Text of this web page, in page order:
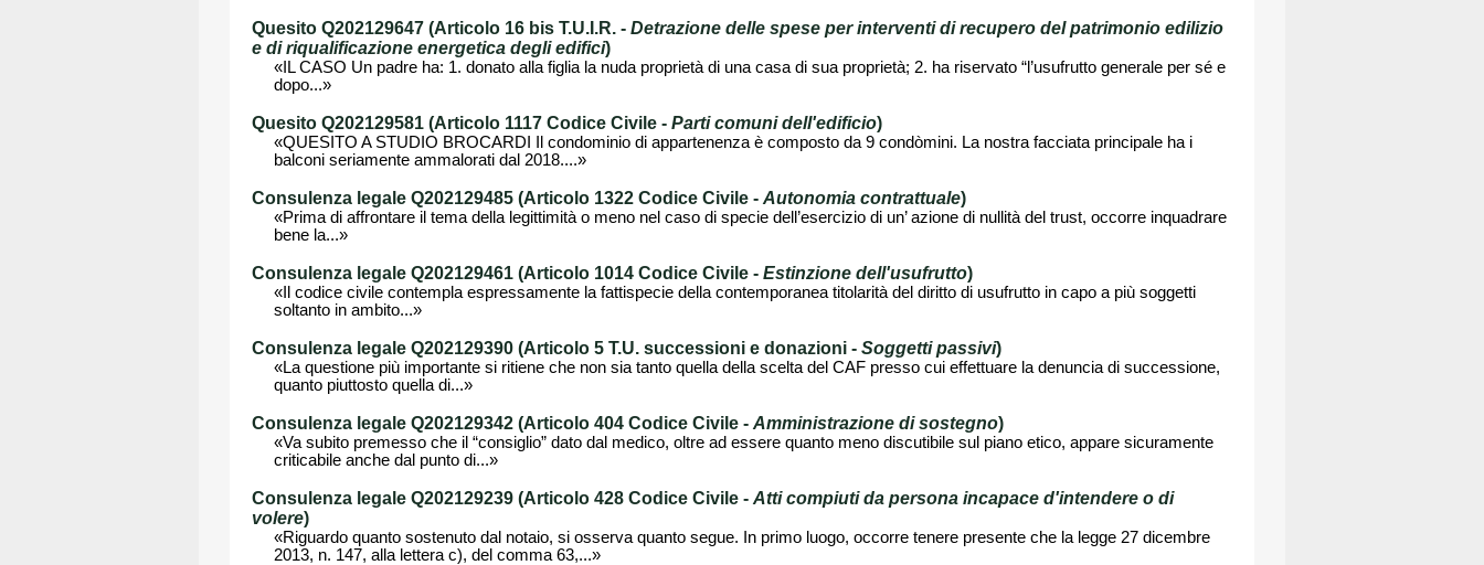
Quesito Q202129647 (Articolo 16 bis T.U.I.R. - Detrazione delle spese per interventi di recupero del patrimonio edilizio
e di riqualificazione energetica degli edifici)
«IL CASO Un padre ha: 1. donato alla figlia la nuda proprietà di una casa di sua proprietà; 2. ha riservato “l’usufrutto generale per sé e
dopo...»
Quesito Q202129581 (Articolo 1117 Codice Civile - Parti comuni dell'edificio)
«QUESITO A STUDIO BROCARDI Il condominio di appartenenza è composto da 9 condòmini. La nostra facciata principale ha i
balconi seriamente ammalorati dal 2018....»
Consulenza legale Q202129485 (Articolo 1322 Codice Civile - Autonomia contrattuale)
«Prima di affrontare il tema della legittimità o meno nel caso di specie dell’esercizio di un’ azione di nullità del trust, occorre inquadrare
bene la...»
Consulenza legale Q202129461 (Articolo 1014 Codice Civile - Estinzione dell'usufrutto)
«Il codice civile contempla espressamente la fattispecie della contemporanea titolarità del diritto di usufrutto in capo a più soggetti
soltanto in ambito...»
Consulenza legale Q202129390 (Articolo 5 T.U. successioni e donazioni - Soggetti passivi)
«La questione più importante si ritiene che non sia tanto quella della scelta del CAF presso cui effettuare la denuncia di successione,
quanto piuttosto quella di...»
Consulenza legale Q202129342 (Articolo 404 Codice Civile - Amministrazione di sostegno)
«Va subito premesso che il “consiglio” dato dal medico, oltre ad essere quanto meno discutibile sul piano etico, appare sicuramente
criticabile anche dal punto di...»
Consulenza legale Q202129239 (Articolo 428 Codice Civile - Atti compiuti da persona incapace d'intendere o di
volere)
«Riguardo quanto sostenuto dal notaio, si osserva quanto segue. In primo luogo, occorre tenere presente che la legge 27 dicembre
2013, n. 147, alla lettera c), del comma 63,...»